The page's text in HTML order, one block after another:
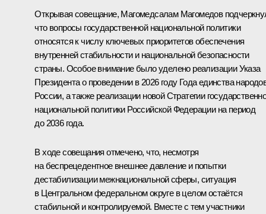
Открывая совещание, Магомедсалам Магомедов
что вопросы государственной национальной политики
относятся к числу ключевых приоритетов обеспечения
внутренней стабильности и национальной безопасности
страны. Особое внимание было уделено реализации Указа
Президента о проведении в 2026 году Года единства
России, а также реализации новой Стратегии
национальной политики Российской Федерации на период
до 2036 года.
В ходе совещания отмечено, что, несмотря
на беспрецедентное внешнее давление и попытки
дестабилизации межнациональной сферы, ситуация
в Центральном федеральном округе в целом остаётся
стабильной и контролируемой. Вместе с тем участники